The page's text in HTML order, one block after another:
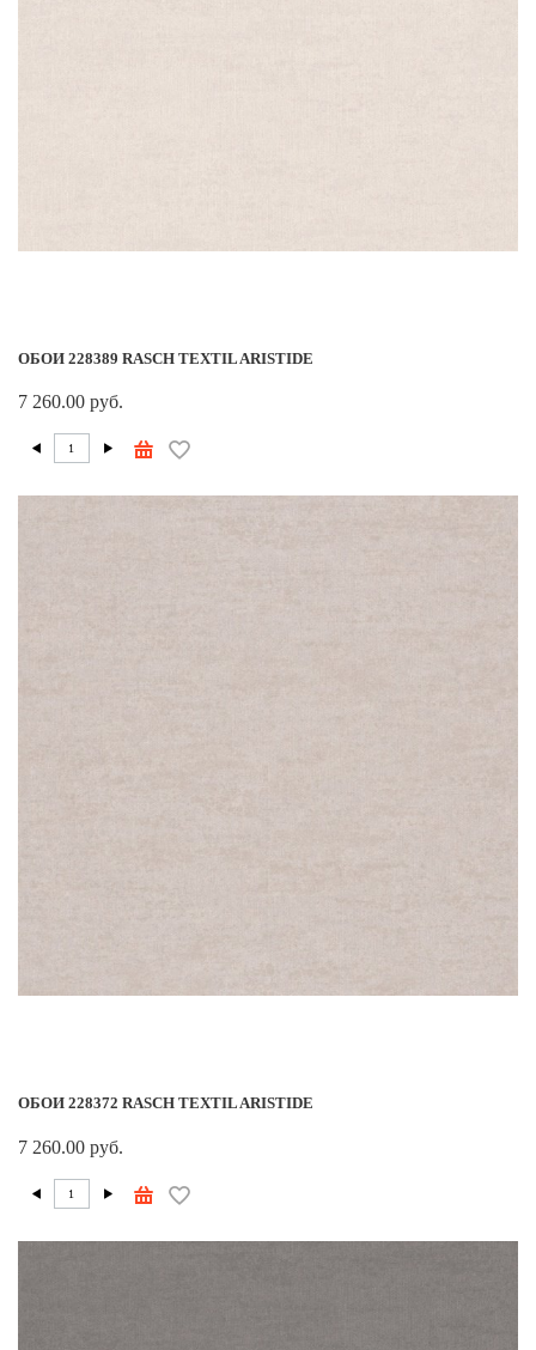
ОБОИ 228389 RASCH TEXTIL ARISTIDE
7 260.00 руб.
ОБОИ 228372 RASCH TEXTIL ARISTIDE
7 260.00 руб.